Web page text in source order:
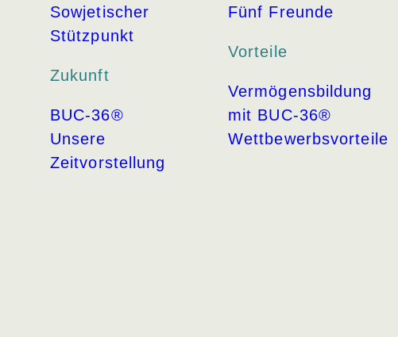
Sowjetischer
Stützpunkt
Zukunft
BUC-36®
Unsere
Zeitvorstellung
Fünf Freunde
Vorteile
Vermögensbildung
mit BUC-36®
Wettbewerbsvorteile